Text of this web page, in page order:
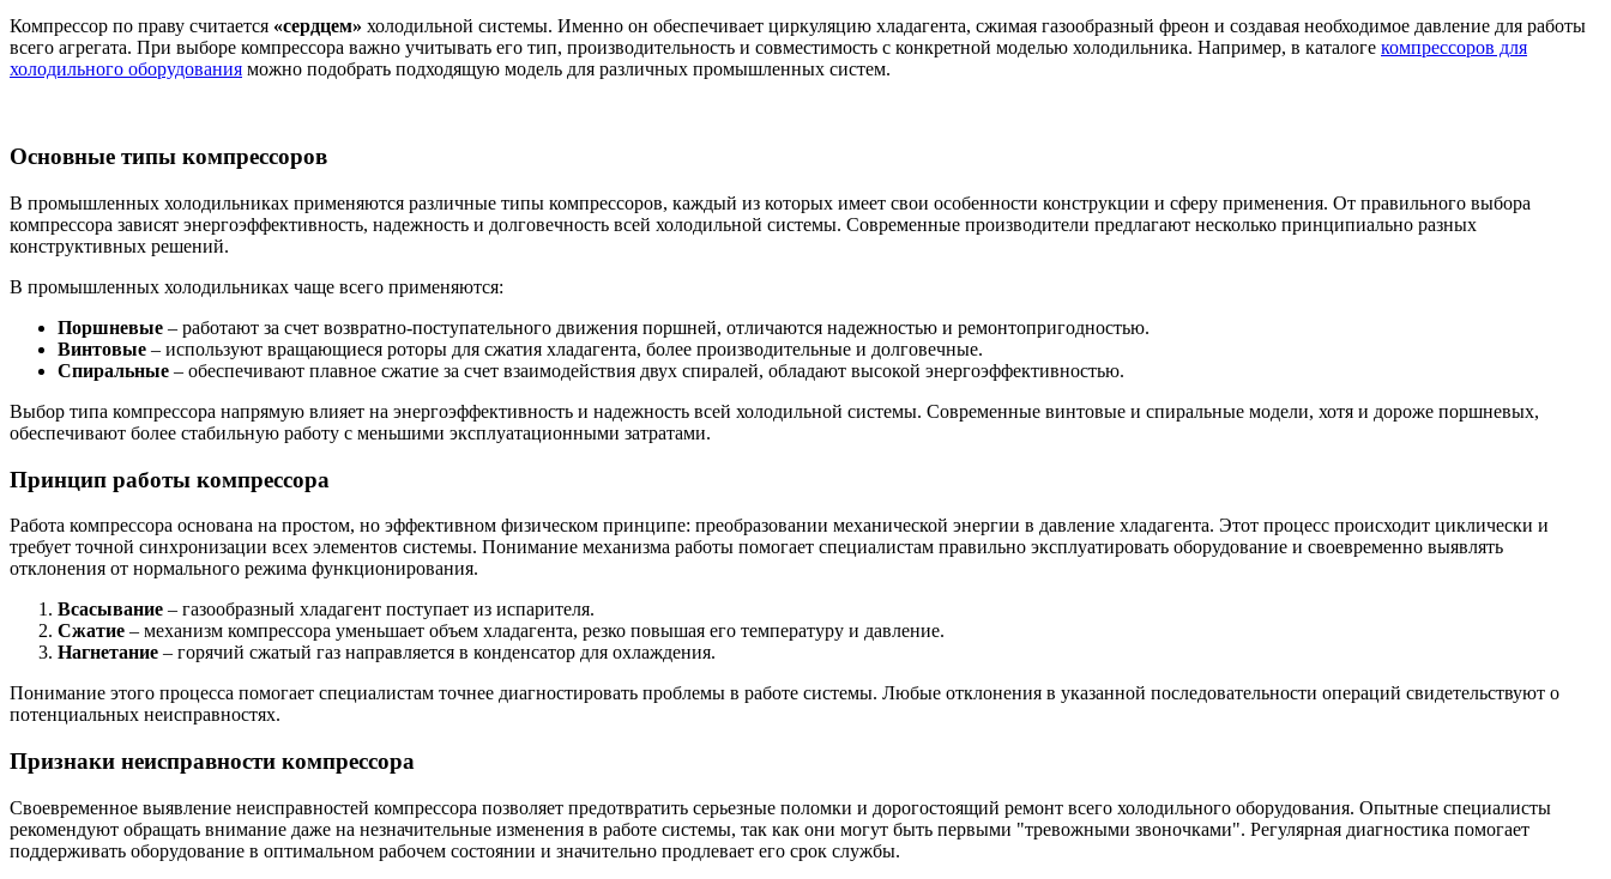
Компрессор по праву считается «сердцем» холодильной системы. Именно он обеспечивает циркуляцию хладагента, сжимая газообразный фреон и создавая необходимое давление для работы
всего агрегата. При выборе компрессора важно учитывать его тип, производительность и совместимость с конкретной моделью холодильника. Например, в каталоге компрессоров для
холодильного оборудования можно подобрать подходящую модель для различных промышленных систем.
Основные типы компрессоров
В промышленных холодильниках применяются различные типы компрессоров, каждый из которых имеет свои особенности конструкции и сферу применения. От правильного выбора
компрессора зависят энергоэффективность, надежность и долговечность всей холодильной системы. Современные производители предлагают несколько принципиально разных
конструктивных решений.
В промышленных холодильниках чаще всего применяются:
Поршневые – работают за счет возвратно-поступательного движения поршней, отличаются надежностью и ремонтопригодностью.
Винтовые – используют вращающиеся роторы для сжатия хладагента, более производительные и долговечные.
Спиральные – обеспечивают плавное сжатие за счет взаимодействия двух спиралей, обладают высокой энергоэффективностью.
Выбор типа компрессора напрямую влияет на энергоэффективность и надежность всей холодильной системы. Современные винтовые и спиральные модели, хотя и дороже поршневых,
обеспечивают более стабильную работу с меньшими эксплуатационными затратами.
Принцип работы компрессора
Работа компрессора основана на простом, но эффективном физическом принципе: преобразовании механической энергии в давление хладагента. Этот процесс происходит циклически и
требует точной синхронизации всех элементов системы. Понимание механизма работы помогает специалистам правильно эксплуатировать оборудование и своевременно выявлять
отклонения от нормального режима функционирования.
Всасывание – газообразный хладагент поступает из испарителя.
Сжатие – механизм компрессора уменьшает объем хладагента, резко повышая его температуру и давление.
Нагнетание – горячий сжатый газ направляется в конденсатор для охлаждения.
Понимание этого процесса помогает специалистам точнее диагностировать проблемы в работе системы. Любые отклонения в указанной последовательности операций свидетельствуют о
потенциальных неисправностях.
Признаки неисправности компрессора
Своевременное выявление неисправностей компрессора позволяет предотвратить серьезные поломки и дорогостоящий ремонт всего холодильного оборудования. Опытные специалисты
рекомендуют обращать внимание даже на незначительные изменения в работе системы, так как они могут быть первыми "тревожными звоночками". Регулярная диагностика помогает
поддерживать оборудование в оптимальном рабочем состоянии и значительно продлевает его срок службы.